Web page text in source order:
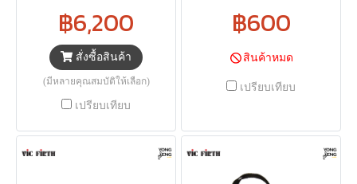
฿6,200
สั่งซื้อสินค้า
(มีหลายคุณสมบัติให้เลือก)
เปรียบเทียบ
฿600
สินค้าหมด
เปรียบเทียบ